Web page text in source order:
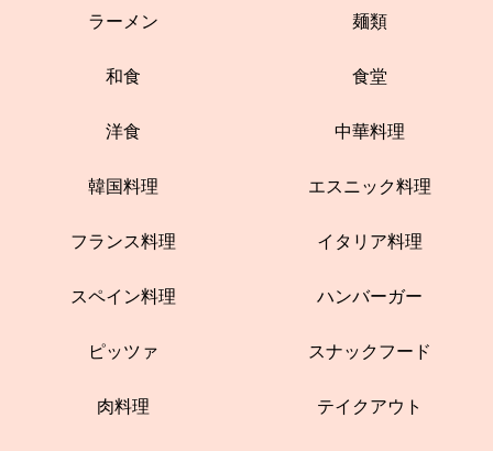
ラーメン 麺類
和食 食堂
洋食 中華料理
韓国料理 エスニック料理
フランス料理 イタリア料理
スペイン料理 ハンバーガー
ピッツァ スナックフード
肉料理 テイクアウト